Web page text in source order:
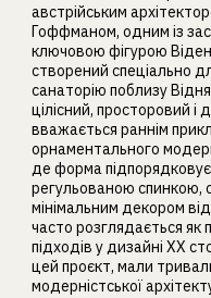
австрійським
Гоффманом, одним із
ключовою фігурою
створений спеціально
санаторію поблизу
цілісний, просторовий і
вважається раннім
орнаментального
де форма
регульованою спинкою,
мінімальним декором
часто розглядається як
підходів у дизайні ХХ
цей проєкт, мали
модерністської